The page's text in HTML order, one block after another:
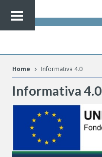
Home Informativa 4.0
Informativa 4.0